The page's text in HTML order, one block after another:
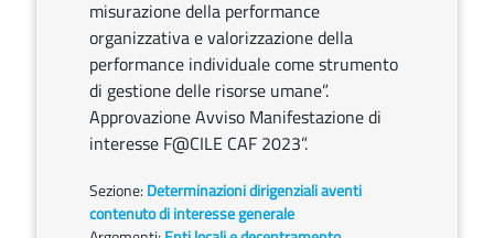
misurazione della performance
organizzativa e valorizzazione della
performance individuale come strumento
di gestione delle risorse umane”.
Approvazione Avviso Manifestazione di
interesse F@CILE CAF 2023”.
Sezione: Determinazioni dirigenziali aventi
contenuto di interesse generale